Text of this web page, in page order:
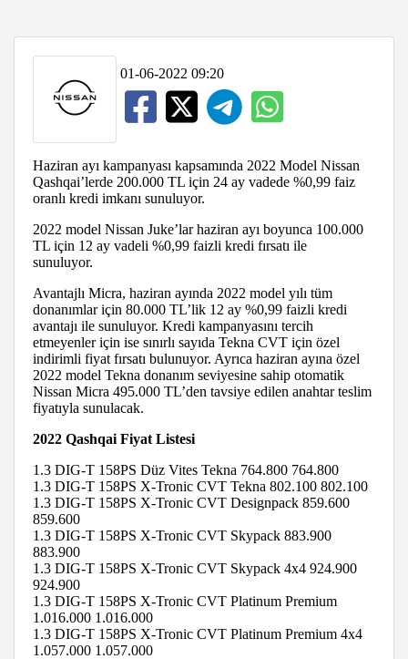
01-06-2022 09:20
Haziran ayı kampanyası kapsamında 2022 Model Nissan
Qashqai’lerde 200.000 TL için 24 ay vadede %0,99 faiz
oranlı kredi imkanı sunuluyor.
2022 model Nissan Juke’lar haziran ayı boyunca 100.000
TL için 12 ay vadeli %0,99 faizli kredi fırsatı ile
sunuluyor.
Avantajlı Micra, haziran ayında 2022 model yılı tüm
donanımlar için 80.000 TL’lik 12 ay %0,99 faizli kredi
avantajı ile sunuluyor. Kredi kampanyasını tercih
etmeyenler için ise sınırlı sayıda Tekna CVT için özel
indirimli fiyat fırsatı bulunuyor. Ayrıca haziran ayına özel
2022 model Tekna donanım seviyesine sahip otomatik
Nissan Micra 495.000 TL’den tavsiye edilen anahtar teslim
fiyatıyla sunulacak.
2022 Qashqai Fiyat Listesi
1.3 DIG-T 158PS Düz Vites Tekna 764.800 764.800
1.3 DIG-T 158PS X-Tronic CVT Tekna 802.100 802.100
1.3 DIG-T 158PS X-Tronic CVT Designpack 859.600
859.600
1.3 DIG-T 158PS X-Tronic CVT Skypack 883.900
883.900
1.3 DIG-T 158PS X-Tronic CVT Skypack 4x4 924.900
924.900
1.3 DIG-T 158PS X-Tronic CVT Platinum Premium
1.016.000 1.016.000
1.3 DIG-T 158PS X-Tronic CVT Platinum Premium 4x4
1.057.000 1.057.000